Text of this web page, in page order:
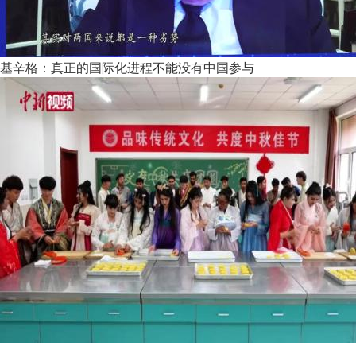
基辛格：真正的国际化进程不能没有中国参与